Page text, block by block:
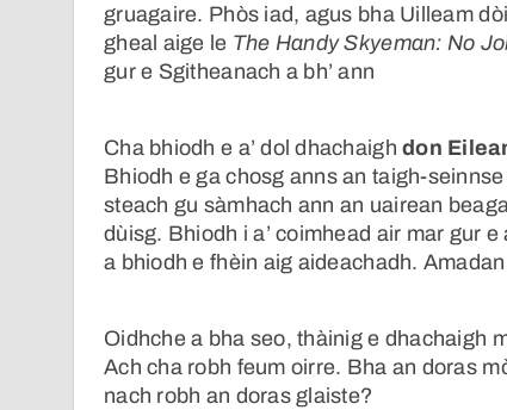
gruagaire. Phòs iad, agus bha Uilleam
gheal aige le The Handy Skyeman: No
gur e Sgitheanach a bh’ ann
Cha bhiodh e a’ dol dhachaighdon
Bhiodh e ga chosg anns an taigh-
steach gu sàmhach ann an uairean
dùisg. Bhiodh i a’ coimhead air mar gur e
a bhiodh e fhèin aig aideachadh.
Oidhche a bha seo, thàinig e dhachaigh
Ach cha robh feum oirre. Bha an doras
nach robh an doras glaiste?